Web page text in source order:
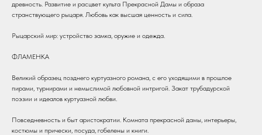
древность. Развитие и расцвет культа Прекрасной Дамы и образа
странствующего рыцаря. Любовь как высшая ценность и сила.
Рыцарский мир: устройство замка, оружие и одежда.
ФЛАМЕНКА
Великий образец позднего куртуазного романа, с его уходящими в прошлое
пирами, турнирами и немыслимой любовной интригой. Закат трубадурской
поэзии и идеалов куртуазной любви.
Повседневность и быт аристократии. Комната прекрасной дамы, интерьеры,
костюмы и прически, посуда, гобелены и книги.